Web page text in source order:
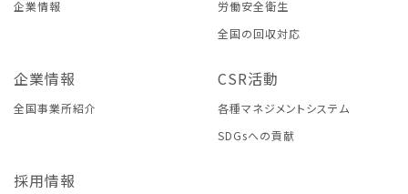
企業情報
労働安全衛生
全国の回収対応
企業情報
全国事業所紹介
CSR活動
各種マネジメントシステム
SDGsへの貢献
採用情報